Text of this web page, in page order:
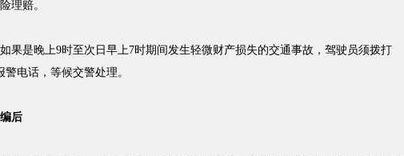
理赔。
是晚上9时至次日早上7时期间发生轻微财产损失的交通事故 ，驾驶员须拨打
警电话，等候交警处理。
后